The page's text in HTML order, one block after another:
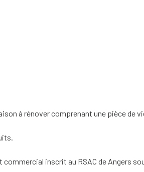
à rénover comprenant une pièce de
inscrit au RSAC de Angers